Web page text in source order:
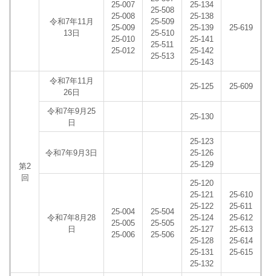
令和7年11月
13日
25-007
25-008
25-009
25-010
25-012
25-508
25-509
25-510
25-511
25-513
25-134
25-138
25-139
25-141
25-142
25-143
25-619
第2
回
令和7年11月
26日
25-125 25-609
令和7年9月25
日
25-130
令和7年9月3日
25-123
25-126
25-129
令和7年8月28
日
25-004
25-005
25-006
25-504
25-505
25-506
25-120
25-121
25-122
25-124
25-127
25-128
25-131
25-132
25-610
25-611
25-612
25-613
25-614
25-615